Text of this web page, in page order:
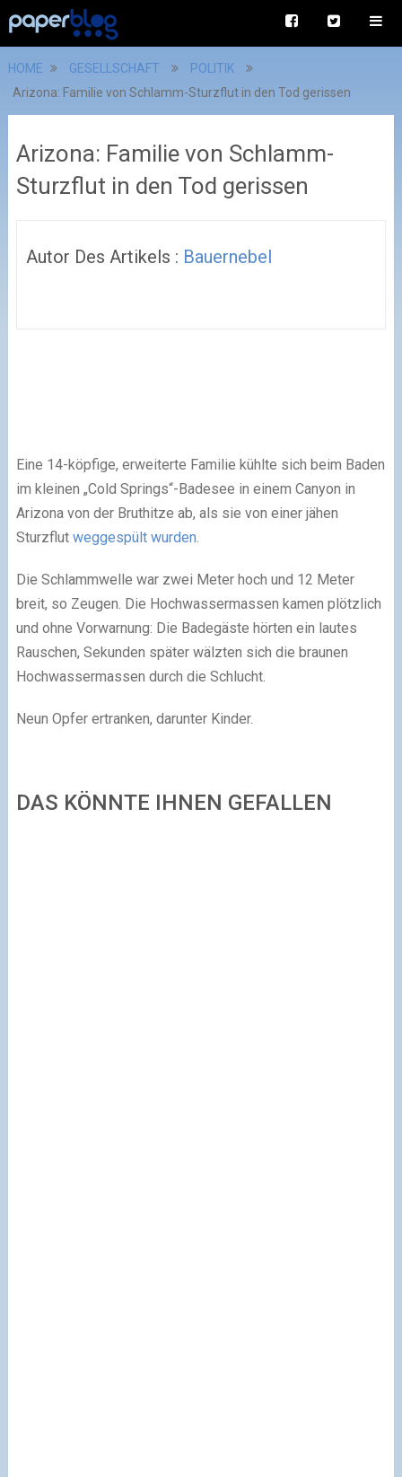
HOME GESELLSCHAFT
POLITIK
Arizona: Familie von Schlamm-Sturzflut in den Tod gerissen
Arizona: Familie von Schlamm-
Sturzflut in den Tod gerissen
Autor Des Artikels : Bauernebel
Eine 14-köpfige, erweiterte Familie kühlte sich beim Baden
im kleinen „Cold Springs“-Badesee in einem Canyon in
Arizona von der Bruthitze ab, als sie von einer jähen
Sturzflut weggespült wurden.
Die Schlammwelle war zwei Meter hoch und 12 Meter
breit, so Zeugen. Die Hochwassermassen kamen plötzlich
und ohne Vorwarnung: Die Badegäste hörten ein lautes
Rauschen, Sekunden später wälzten sich die braunen
Hochwassermassen durch die Schlucht.
Neun Opfer ertranken, darunter Kinder.
DAS KÖNNTE IHNEN GEFALLEN